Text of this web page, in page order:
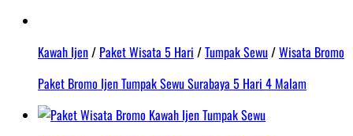
Kawah Ijen/ Paket Wisata 5 Hari /Tumpak Sewu/Wisata Bromo
Paket Bromo Ijen Tumpak Sewu Surabaya 5 Hari 4 Malam